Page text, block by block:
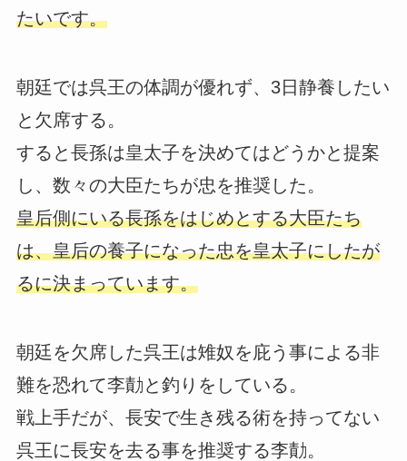
たいです。
朝廷では呉王の体調が優れず、3日静養したい
と欠席する。
すると長孫は皇太子を決めてはどうかと提案
し、数々の大臣たちが忠を推奨した。
皇后側にいる長孫をはじめとする大臣たち
は、皇后の養子になった忠を皇太子にしたが
るに決まっています。
朝廷を欠席した呉王は雉奴を庇う事による非
難を恐れて李勣と釣りをしている。
戦上手だが、長安で生き残る術を持ってない
呉王に長安を去る事を推奨する李勣。